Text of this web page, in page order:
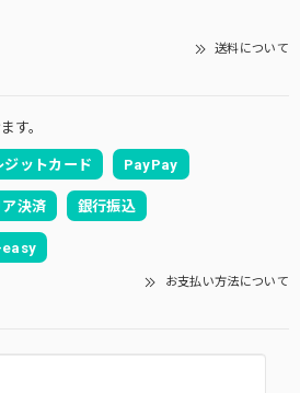
送料について
す。
ジットカード PayPay
ア決済 銀行振込
easy
お支払い方法について